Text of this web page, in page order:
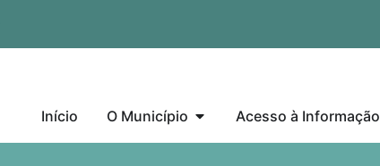
Início O Município Acesso à Informação